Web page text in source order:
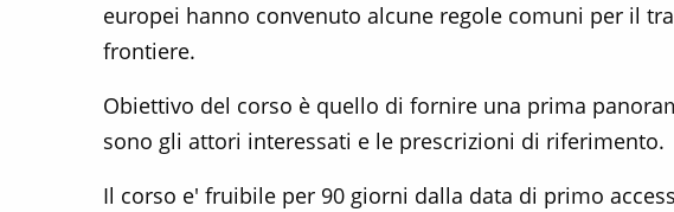
europei hanno convenuto alcune regole comuni per il
frontiere.
Obiettivo del corso è quello di fornire una prima
sono gli attori interessati e le prescrizioni di riferimento.
Il corso e' fruibile per 90 giorni dalla data di primo